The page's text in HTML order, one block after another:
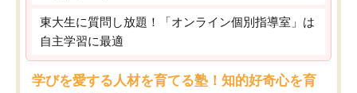
東大生に質問し放題！「オンライン個別指導室」は
自主学習に最適
学びを愛する人材を育てる塾！知的好奇心を育